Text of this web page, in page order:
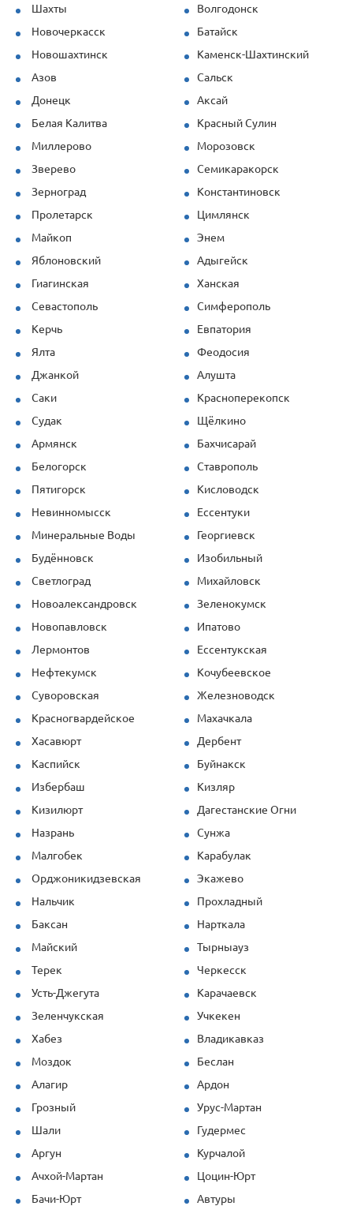
Шахты
Волгодонск
Новочеркасск
Батайск
Новошахтинск
Каменск-Шахтинский
Азов
Сальск
Донецк
Аксай
Белая Калитва
Красный Сулин
Миллерово
Морозовск
Зверево
Семикаракорск
Зерноград
Константиновск
Пролетарск
Цимлянск
Майкоп
Энем
Яблоновский
Адыгейск
Гиагинская
Ханская
Севастополь
Симферополь
Керчь
Евпатория
Ялта
Феодосия
Джанкой
Алушта
Саки
Красноперекопск
Судак
Щёлкино
Армянск
Бахчисарай
Белогорск
Ставрополь
Пятигорск
Кисловодск
Невинномысск
Ессентуки
Минеральные Воды
Георгиевск
Будённовск
Изобильный
Светлоград
Михайловск
Новоалександровск
Зеленокумск
Новопавловск
Ипатово
Лермонтов
Ессентукская
Нефтекумск
Кочубеевское
Суворовская
Железноводск
Красногвардейское
Махачкала
Хасавюрт
Дербент
Каспийск
Буйнакск
Избербаш
Кизляр
Кизилюрт
Дагестанские Огни
Назрань
Сунжа
Малгобек
Карабулак
Орджоникидзевская
Экажево
Нальчик
Прохладный
Баксан
Нарткала
Майский
Тырныауз
Терек
Черкесск
Усть-Джегута
Карачаевск
Зеленчукская
Учкекен
Хабез
Владикавказ
Моздок
Беслан
Алагир
Ардон
Грозный
Урус-Мартан
Шали
Гудермес
Аргун
Курчалой
Ачхой-Мартан
Цоцин-Юрт
Бачи-Юрт
Автуры